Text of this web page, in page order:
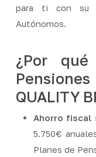
para ti con su
Autónomos.
¿Por
QUALITY
Ahorro fiscal
5.750€
Planes de